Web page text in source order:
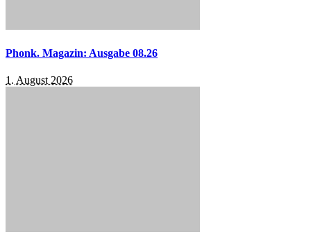
Phonk. Magazin: Ausgabe 08.26
1. August 2026